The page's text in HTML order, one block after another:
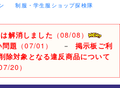
制服・学生服ショップ探検隊
解消しました （08/08）
題 （07/01） －掲示板ご利
除対象となる違反商品について
20）